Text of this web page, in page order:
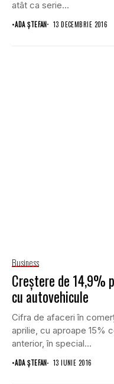
atât ca serie...
•ADA ȘTEFAN 13 DECEMBRIE 2016
Business
Creştere de 14,9%
cu autovehicule
Cifra de afaceri în
aprilie, cu aproape 15%
anterior, în special...
•ADA ȘTEFAN 13 IUNIE 2016